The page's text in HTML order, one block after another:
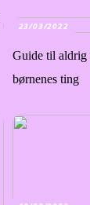
23/03/2022
Guide til aldrig
børnenes ting